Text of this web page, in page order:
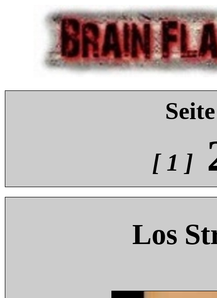
[ 1 ]
Los